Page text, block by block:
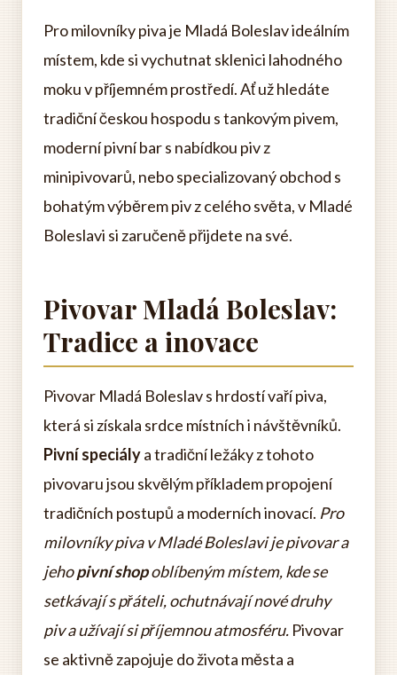
Pro milovníky piva je Mladá Boleslav ideálním
místem, kde si vychutnat sklenici lahodného
moku v příjemném prostředí. Ať už hledáte
tradiční českou hospodu s tankovým pivem,
moderní pivní bar s nabídkou piv z
minipivovarů, nebo specializovaný obchod s
bohatým výběrem piv z celého světa, v Mladé
Boleslavi si zaručeně přijdete na své.
Pivovar Mladá Boleslav:
Tradice a inovace
Pivovar Mladá Boleslav s hrdostí vaří piva,
která si získala srdce místních i návštěvníků.
Pivní speciálya tradiční ležáky z tohoto
pivovaru jsou skvělým příkladem propojení
tradičních postupů a moderních inovací. Pro
milovníky piva v Mladé Boleslavi je pivovar a
jehopivní shopoblíbeným místem, kde se
setkávají s přáteli, ochutnávají nové druhy
piv a užívají si příjemnou atmosféru. Pivovar
se aktivně zapojuje do života města a